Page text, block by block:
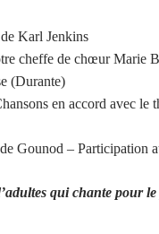
Karl Jenkins
cheffe de chœur Marie
(Durante)
en accord avec le
Gounod – Participation
qui chante pour